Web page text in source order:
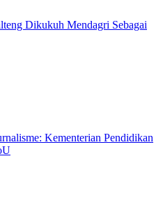
Dikukuh Mendagri Sebagai
Kementerian Pendidikan